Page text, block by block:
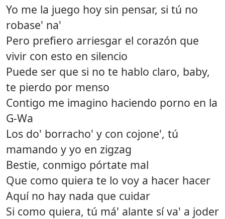
Yo me la juego hoy sin pensar, si tú no
robase' na'
Pero prefiero arriesgar el corazón que
vivir con esto en silencio
Puede ser que si no te hablo claro, baby,
te pierdo por menso
Contigo me imagino haciendo porno en la
G-Wa
Los do' borracho' y con cojone', tú
mamando y yo en zigzag
Bestie, conmigo pórtate mal
Que como quiera te lo voy a hacer hacer
Aquí no hay nada que cuidar
Si como quiera, tú má' alante sí va' a joder